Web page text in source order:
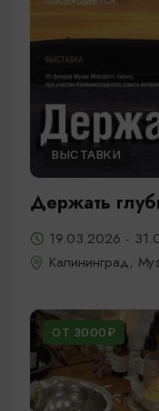
ВЫСТАВКИ
Держать
19.03.2026 -
Калининград,
ОТ 3000₽